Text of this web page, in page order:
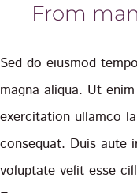
From
Sed do eiusmod
magna aliqua. Ut
exercitation ullamco
consequat. Duis aute
voluptate velit esse